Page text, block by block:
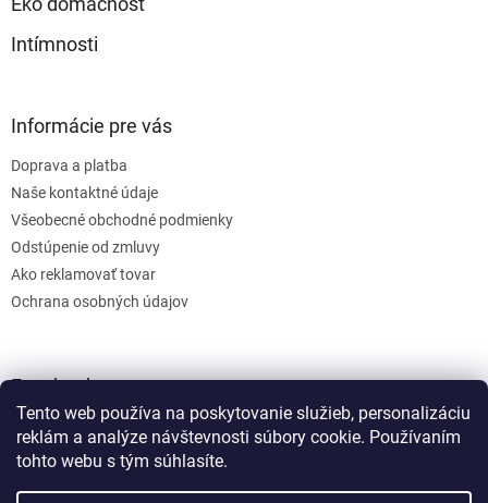
Tento web používa na poskytovanie služieb, personalizáciu
reklám a analýze návštevnosti súbory cookie. Používaním
tohto webu s tým súhlasíte.
Intímnosti
Informácie pre vás
Doprava a platba
Naše kontaktné údaje
Všeobecné obchodné podmienky
Odstúpenie od zmluvy
Ako reklamovať tovar
Ochrana osobných údajov
Facebook